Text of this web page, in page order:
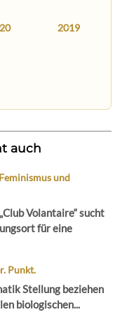
2019
auch
und
Volantaire“ sucht
für eine
Punkt.
Stellung beziehen
biologischen...